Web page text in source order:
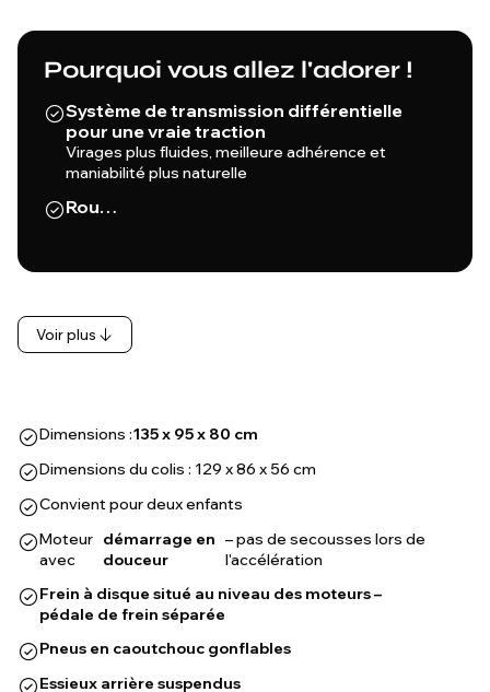
Pourquoi vous allez l'adorer !
Système de transmission différentielle
pour une vraie traction
Virages plus fluides, meilleure adhérence et
maniabilité plus naturelle
Rou…
Voir plus
Dimensions :135 x 95 x 80 cm
Dimensions du colis : 129 x 86 x 56 cm
Convient pour deux enfants
Moteur
avec
démarrage en
douceur
– pas de secousses lors de
l'accélération
Frein à disque situé au niveau des moteurs –
pédale de frein séparée
Pneus en caoutchouc gonflables
Essieux arrière suspendus